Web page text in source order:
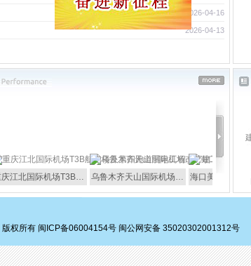
2026-04-16
2026-04-13
北国际机场T3B… 乌鲁木齐天山国际机场… 海口美兰国际机场
权所有 闽ICP备06004154号 闽公网安备 35020302001312号